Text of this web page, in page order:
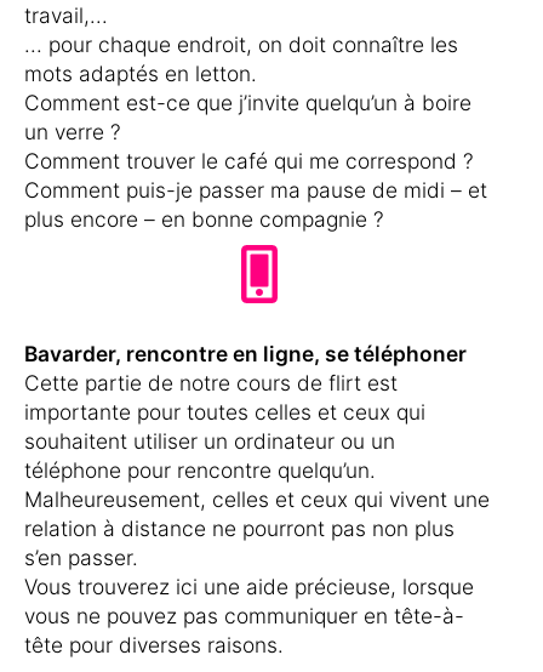
travail,...
... pour chaque endroit, on doit connaître les
mots adaptés en letton.
Comment est-ce que j’invite quelqu’un à boire
un verre ?
Comment trouver le café qui me correspond ?
Comment puis-je passer ma pause de midi – et
plus encore – en bonne compagnie ?
Bavarder, rencontre en ligne, se téléphoner
Cette partie de notre cours de flirt est
importante pour toutes celles et ceux qui
souhaitent utiliser un ordinateur ou un
téléphone pour rencontre quelqu’un.
Malheureusement, celles et ceux qui vivent une
relation à distance ne pourront pas non plus
s’en passer.
Vous trouverez ici une aide précieuse, lorsque
vous ne pouvez pas communiquer en tête-à-
tête pour diverses raisons.